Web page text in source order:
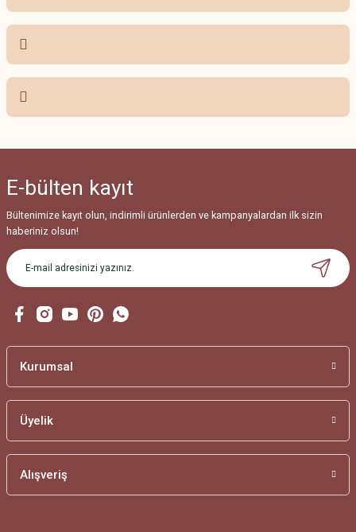
Bu ürünün fiyat bilgisi, resim, ürün açıklamalarında ve diğer konularda
yetersiz gördüğünüz noktaları öneri formunu kullanarak tarafımıza
iletebilirsiniz.
Ürün fiyatı diğer sitelerden daha pahalı.
Bu ürüne benzer farklı alternatifler olmalı.
E-bülten kayıt
Bültenimize kayıt olun, indirimli ürünlerden ve kampanyalardan ilk sizin
haberiniz olsun!
Kurumsal
Üyelik
Alışveriş